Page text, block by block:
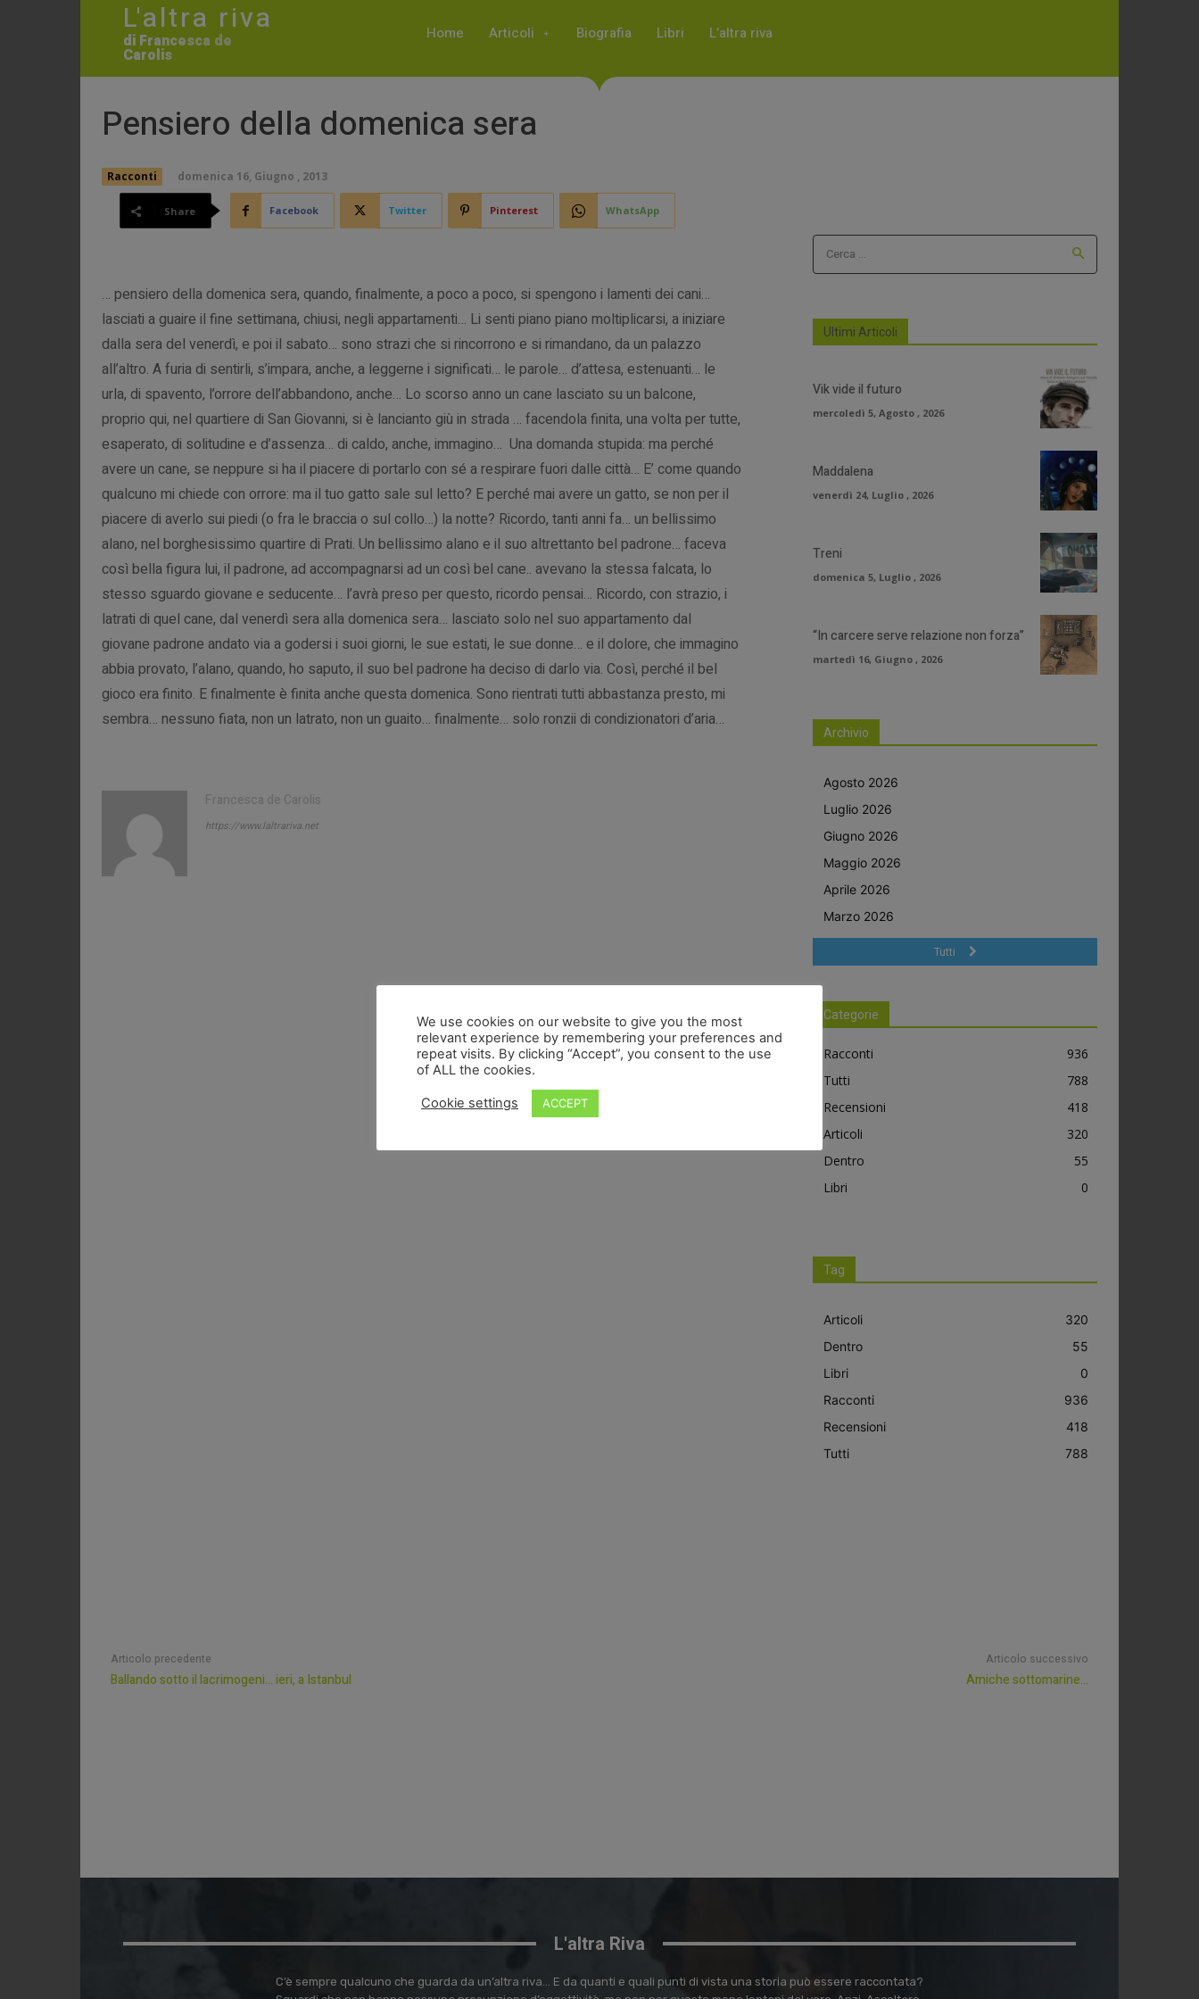
L'altra riva
di Francesca de
Carolis
Home Articoli Biografia Libri L’altra riva
Pensiero della domenica sera
Racconti domenica 16, Giugno , 2013
Share Facebook Twitter Pinterest WhatsApp
… pensiero della domenica sera, quando, finalmente, a poco a poco, si spengono i lamenti dei cani…
lasciati a guaire il fine settimana, chiusi, negli appartamenti… Li senti piano piano moltiplicarsi, a iniziare
dalla sera del venerdì, e poi il sabato… sono strazi che si rincorrono e si rimandano, da un palazzo
all’altro. A furia di sentirli, s’impara, anche, a leggerne i significati… le parole… d’attesa, estenuanti… le
urla, di spavento, l’orrore dell’abbandono, anche… Lo scorso anno un cane lasciato su un balcone,
proprio qui, nel quartiere di San Giovanni, si è lancianto giù in strada … facendola finita, una volta per tutte,
esaperato, di solitudine e d’assenza… di caldo, anche, immagino… Una domanda stupida: ma perché
avere un cane, se neppure si ha il piacere di portarlo con sé a respirare fuori dalle città… E’ come quando
qualcuno mi chiede con orrore: ma il tuo gatto sale sul letto? E perché mai avere un gatto, se non per il
piacere di averlo sui piedi (o fra le braccia o sul collo…) la notte? Ricordo, tanti anni fa… un bellissimo
alano, nel borghesissimo quartire di Prati. Un bellissimo alano e il suo altrettanto bel padrone… faceva
così bella figura lui, il padrone, ad accompagnarsi ad un così bel cane.. avevano la stessa falcata, lo
stesso sguardo giovane e seducente… l’avrà preso per questo, ricordo pensai… Ricordo, con strazio, i
latrati di quel cane, dal venerdì sera alla domenica sera… lasciato solo nel suo appartamento dal
giovane padrone andato via a godersi i suoi giorni, le sue estati, le sue donne… e il dolore, che immagino
abbia provato, l’alano, quando, ho saputo, il suo bel padrone ha deciso di darlo via. Così, perché il bel
gioco era finito. E finalmente è finita anche questa domenica. Sono rientrati tutti abbastanza presto, mi
sembra… nessuno fiata, non un latrato, non un guaito… finalmente… solo ronzii di condizionatori d’aria…
Francesca de Carolis
https://www.laltrariva.net
Cerca ...
Ultimi Articoli
Vik vide il futuro
mercoledì 5, Agosto , 2026
Maddalena
venerdì 24, Luglio , 2026
Treni
domenica 5, Luglio , 2026
“In carcere serve relazione non forza”
martedì 16, Giugno , 2026
Archivio
Agosto 2026
Luglio 2026
Giugno 2026
Maggio 2026
Aprile 2026
Marzo 2026
Tutti
Categorie
Racconti
936
Tutti
788
Recensioni
418
Articoli
320
Dentro
55
Libri
0
Tag
Articoli
320
Dentro
55
Libri
0
Racconti
936
Recensioni
418
Tutti
788
Articolo precedente
Ballando sotto il lacrimogeni… ieri, a Istanbul
Articolo successivo
Amiche sottomarine…
L'altra Riva
C’è sempre qualcuno che guarda da un’altra riva… E da quanti e quali punti di vista una storia può essere raccontata?
We use cookies on our website to give you the most
relevant experience by remembering your preferences and
repeat visits. By clicking “Accept”, you consent to the use
of ALL the cookies.
Cookie settings ACCEPT